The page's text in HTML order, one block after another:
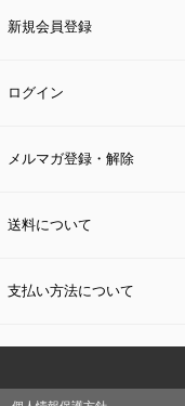
新規会員登録
ログイン
メルマガ登録・解除
送料について
支払い方法について